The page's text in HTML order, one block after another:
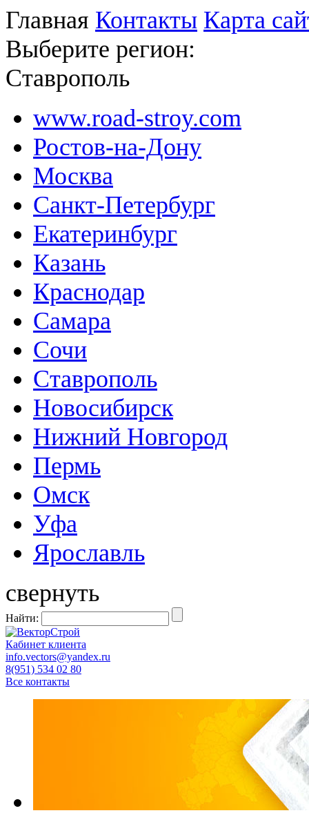
Главная Контакты Карта
Выберите регион:
Ставрополь
www.road-stroy.com
Ростов-на-Дону
Москва
Санкт-Петербург
Екатеринбург
Казань
Краснодар
Самара
Сочи
Ставрополь
Новосибирск
Нижний Новгород
Пермь
Омск
Уфа
Ярославль
свернуть
Найти:
Кабинет клиента
info.vectors@yandex.ru
8(951) 534 02 80
Все контакты